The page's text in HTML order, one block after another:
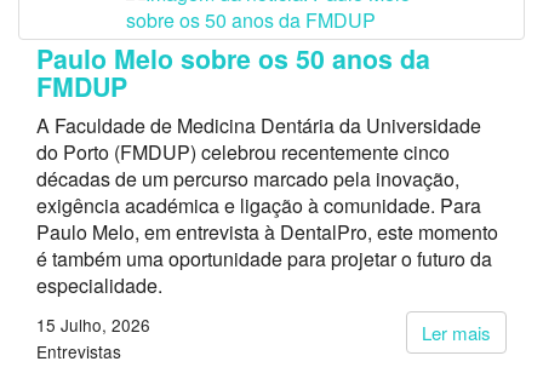
Paulo Melo sobre os 50 anos da
FMDUP
A Faculdade de Medicina Dentária da Universidade
do Porto (FMDUP) celebrou recentemente cinco
décadas de um percurso marcado pela inovação,
exigência académica e ligação à comunidade. Para
Paulo Melo, em entrevista à DentalPro, este momento
é também uma oportunidade para projetar o futuro da
especialidade.
Ler mais
15 Julho, 2026
Entrevistas